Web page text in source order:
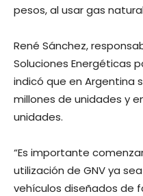
pesos, al usar gas
René Sánchez,
Soluciones Energéticas
indicó que en Argentina
millones de unidades y
unidades.
“Es importante
utilización de GNV ya
vehículos diseñados de